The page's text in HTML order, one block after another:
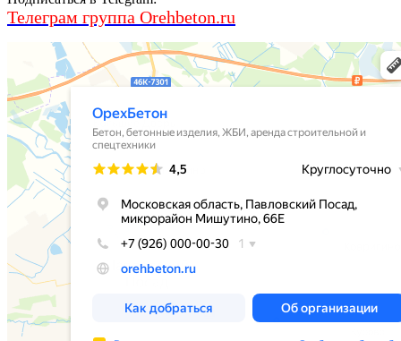
Телеграм группа Orehbeton.ru